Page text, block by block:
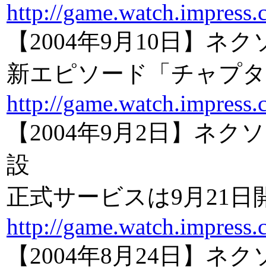
http://
【2004年9月10日】ネ
新エピソード「チャプ
http://
【2004年9月2日】ネ
設
正式サービスは9月21日
http://
【2004年8月24日】ネ